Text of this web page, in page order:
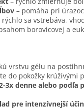
– pomáha pri
rýchlo sa vstrebáva,
borovicovej a
vrstvu gélu na
do pokožky krúživými
3x denne alebo podľa
pre intenzívnejší